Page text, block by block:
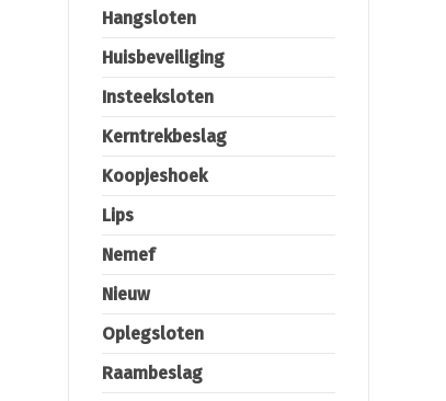
Hangsloten
Huisbeveiliging
Insteeksloten
Kerntrekbeslag
Koopjeshoek
Lips
Nemef
Nieuw
Oplegsloten
Raambeslag